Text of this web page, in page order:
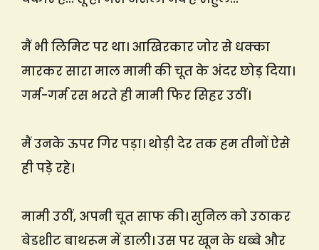
मैं भी लिमिट पर था। आखिरकार जोर से धक्का
मारकर सारा माल मामी की चूत के अंदर छोड़ दिया।
गर्म-गर्म रस भरते ही मामी फिर सिहर उठीं।
मैं उनके ऊपर गिर पड़ा। थोड़ी देर तक हम तीनों ऐसे
ही पड़े रहे।
मामी उठीं, अपनी चूत साफ की। सुनिल को उठाकर
बेडशीट बाथरूम में डाली। उस पर खून के धब्बे और